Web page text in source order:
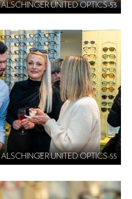
ALSCHINGER UNITED OPTICS-53
ALSCHINGER UNITED OPTICS-55